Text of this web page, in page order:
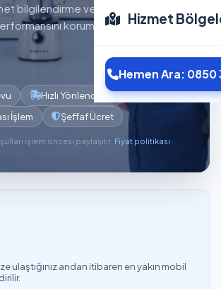
Hizmet
Hemen Ara: 0850
bilgilendirme ve planlı servis akışıyla
korumaya yardımcı
Hızlı Yönlendirme
İşlem
Şeffaf Ücret
işlem öncesi paylaşılır. Fiyat politikası ·
ulaştığınız andan itibaren en yakın mobil